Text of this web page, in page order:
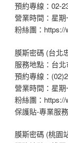
預約專線：02-
營業時間：星
粉絲團：
膜斯密碼 (台北
服務地點：台
預約專線：
營業時間：星
粉絲團：
保護貼-專業服
膜斯密碼 (桃園